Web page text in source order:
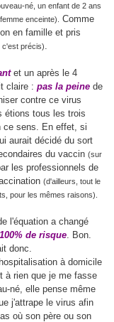
né, un enfant de 2 ans
enceinte).
Comme
en famille et pris
c'est précis).
et un après le 4
claire : pas la peine de
contre ce virus
étions tous les trois
ce sens. En effet, si
aurait décidé du sort
du vaccin (sur
les professionnels de
(d'ailleurs, tout le
pour les mêmes raisons).
l'équation a changé
100% de risque. Bon.
donc.
à domicile
à rien que je me fasse
né, elle pense même
j'attrape le virus afin
où son père ou son